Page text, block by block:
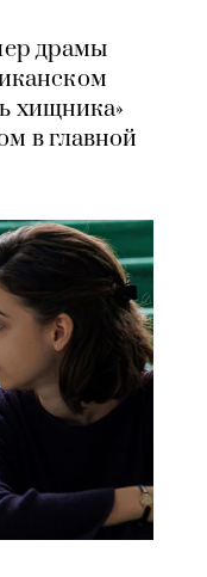
драмы
хищника»
в главной